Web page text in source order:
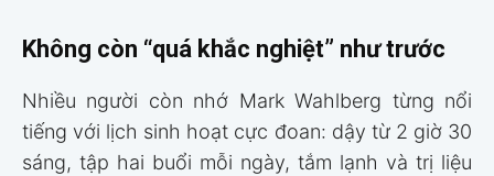
Không còn “quá khắc nghiệt” như trước
Nhiều người còn nhớ Mark Wahlberg từng nổi
tiếng với lịch sinh hoạt cực đoan: dậy từ 2 giờ 30
sáng, tập hai buổi mỗi ngày, tắm lạnh và trị liệu